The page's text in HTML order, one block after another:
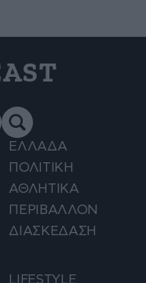
ΕΛΛΑΔΑ
ΠΟΛΙΤΙΚΗ
ΑΘΛΗΤΙΚΑ
ΠΕΡΙΒΑΛΛΟΝ
ΔΙΑΣΚΕΔΑΣΗ
LIFESTYLE